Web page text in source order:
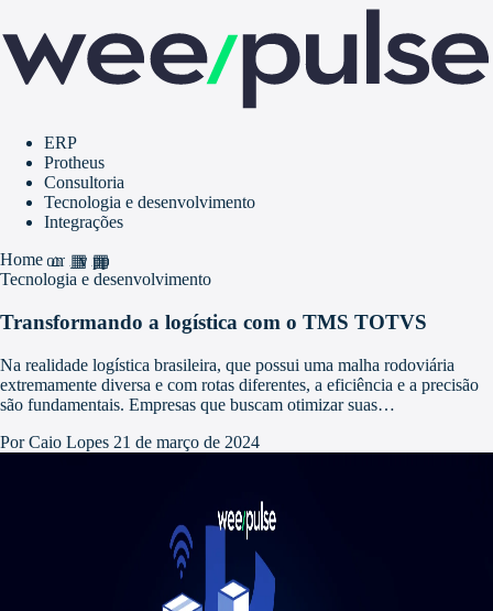
ERP
Protheus
Consultoria
Tecnologia e desenvolvimento
Integrações
Homehome
grid_view
apps
Tecnologia e desenvolvimento
Transformando a logística com o TMS TOTVS
Na realidade logística brasileira, que possui uma malha rodoviária
extremamente diversa e com rotas diferentes, a eficiência e a precisão
são fundamentais. Empresas que buscam otimizar suas…
Por Caio Lopes 21 de março de 2024